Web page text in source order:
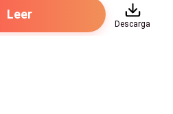
Leer
Descarga